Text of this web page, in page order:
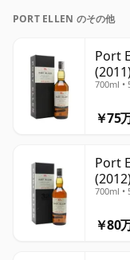
PORT ELLEN のその他
Port
700ml •
￥75
Port
700ml •
￥80